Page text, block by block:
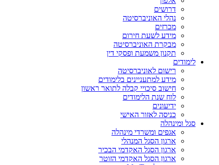
דרושים
נהלי האוניברסיטה
מכרזים
מידע לשעת חירום
מבקרת האוניברסיטה
תקנון משמעת ופסקי דין
לימודים
רישום לאוניברסיטה
מידע למתעניינים בלימודים
חישוב סיכויי קבלה לתואר ראשון
לוח שנת הלימודים
ידיעונים
כניסה לאזור האישי
סגל ומינהלה
אגפים ומשרדי מינהלה
ארגון הסגל המנהלי
ארגון הסגל האקדמי הבכיר
ארגון הסגל האקדמי הזוטר